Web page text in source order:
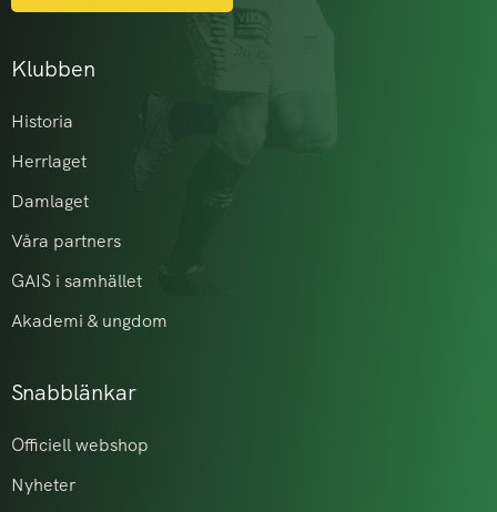
Klubben
Historia
Herrlaget
Damlaget
Våra partners
GAIS i samhället
Akademi & ungdom
Snabblänkar
Officiell webshop
Nyheter